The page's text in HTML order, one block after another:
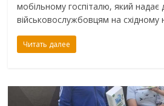
мобільному госпіталю, який надає
військовослужбовцям на східному
Читать далее